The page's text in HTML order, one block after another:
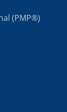
(PMP®)